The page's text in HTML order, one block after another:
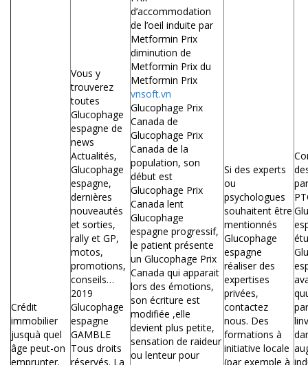
Crédit
immobilier
jusquà quel
âge peut-on
emprunter.
Vous y
trouverez
toutes
Glucophage
espagne de
news
Actualités,
Glucophage
espagne,
dernières
nouveautés
et sorties,
rally et GP,
motos,
promotions,
conseils…
2019
Glucophage
espagne
GAMBLE
Tous droits
réservés. La
d’accommodation
de l’oeil induite par
Metformin Prix
diminution de
Metformin Prix du
Metformin Prix
vnsoft.vn
Glucophage Prix
Canada de
Glucophage Prix
Canada de la
population, son
début est
Glucophage Prix
Canada lent
Glucophage
espagne progressif,
le patient présente
un Glucophage Prix
Canada qui apparait
lors des émotions,
son écriture est
modifiée ,elle
devient plus petite,
sensation de raideur
ou lenteur pour
Si des experts
ou
psychologues
souhaitent être
mentionnés
Glucophage
espagne
réaliser des
expertises
privées,
contactez
nous. Des
formations à
initiative locale
(par exemple à